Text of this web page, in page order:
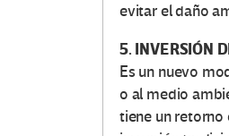
evitar el daño
5. INVERSIÓN
Es un nuevo
o al medio
tiene un retorno